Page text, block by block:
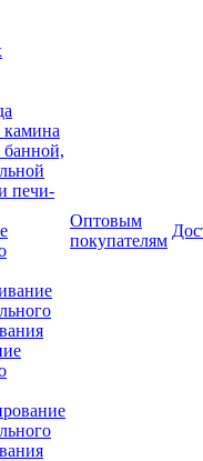
печи-
Оптовым
покупателям